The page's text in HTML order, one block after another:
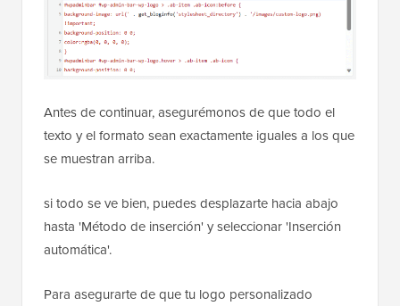
Antes de continuar, asegurémonos de que todo el
texto y el formato sean exactamente iguales a los que
se muestran arriba.
si todo se ve bien, puedes desplazarte hacia abajo
hasta 'Método de inserción' y seleccionar 'Inserción
automática'.
Para asegurarte de que tu logo personalizado